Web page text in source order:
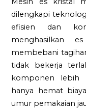
dilengkapi
efisien dan
menghasilkan
membebani
tidak bekerja
komponen lebih
hanya hemat
umur pemakaian